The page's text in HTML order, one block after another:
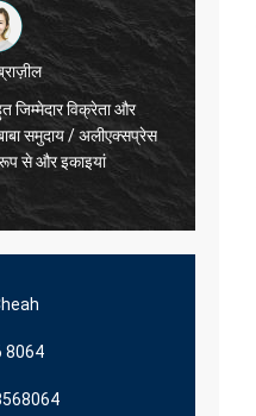
हमादिवो-फ्रांस
अच्छा लेनदेन और तेजी से वितरण समय
8064